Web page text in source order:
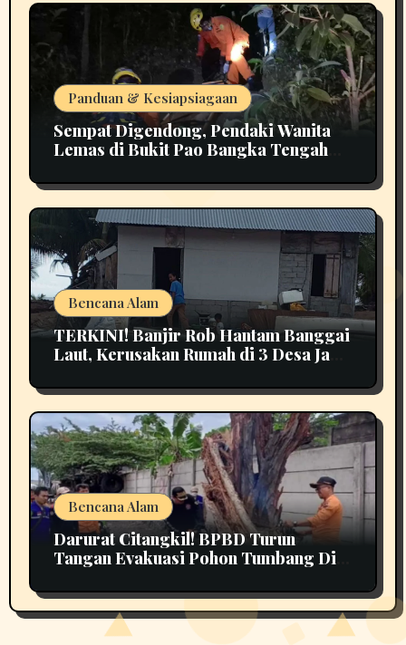
Panduan & Kesiapsiagaan
Sempat Digendong, Pendaki Wanita
Lemas di Bukit Pao Bangka Tengah
Bencana Alam
TERKINI! Banjir Rob Hantam Banggai
Laut, Kerusakan Rumah di 3 Desa Jadi
Bencana Alam
Darurat Citangkil! BPBD Turun
Tangan Evakuasi Pohon Tumbang Di